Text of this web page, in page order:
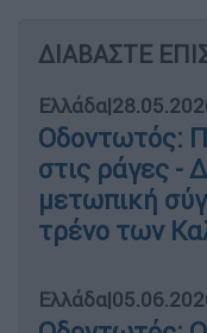
ΔΙΑΒΑΣΤΕ
Ελλάδα|
Οδοντωτός:
στις ράγες -
μετωπική
τρένο των
Ελλάδα|